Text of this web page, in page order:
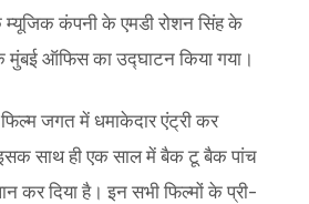
कंपनी के एमडी रोशन सिंह के
मुंबई ऑफिस का उद्घाटन किया गया।
जगत में धमाकेदार एंट्री कर
साथ ही एक साल में बैक टू बैक पांच
कर दिया है। इन सभी फिल्मों के प्री-